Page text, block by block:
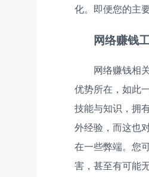
化。即便您的主
网络赚钱
网络赚钱相
优势所在，如此
技能与知识，拥
外经验，而这也
在一些弊端。您
害，甚至有可能